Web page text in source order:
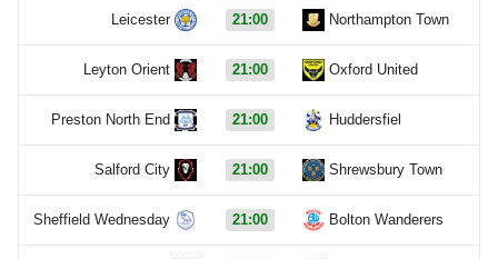
Leicester 21:00 Northampton Town
Leyton Orient 21:00 Oxford United
Preston North End 21:00 Huddersfiel
Salford City 21:00 Shrewsbury Town
Sheffield Wednesday 21:00 Bolton Wanderers